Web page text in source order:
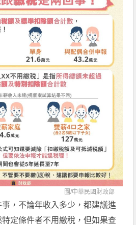
圖/中華民國財政部
，不論年收入多少，都建議進
定條件者不用繳稅，但如果查